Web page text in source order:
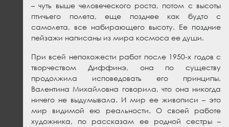
– чуть выше человеческого роста, потом с высоты
птичьего полета, еще позднее как будто с
самолета, все набирающего высоту. Ее поздние
пейзажи написаны из мира космоса ее души.
При всей непохожести работ после 1950-х годов с
творчеством Диффинэ, она по существу
продолжила исповедовать его принципы.
Валентина Михайловна говорила, что она никогда
ничего не выдумывала. И мир ее живописи – это
мир видимой ею реальности. О своей работе
художника, по рассказам ее родной сестры –